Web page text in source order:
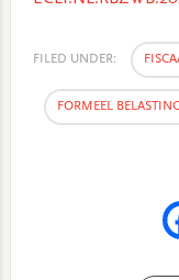
FILED UNDER:
FORMEEL